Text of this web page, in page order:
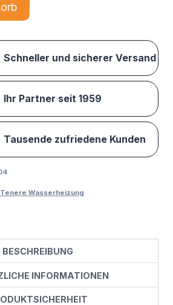
Schneller und sicherer Versand
Ihr Partner seit 1959
Tausende zufriedene Kunden
Tenere Wasserheizung
BESCHREIBUNG
INFORMATIONEN